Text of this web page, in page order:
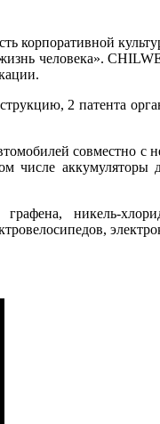
корпоративной
человека».
2 патента
совместно с
аккумуляторы
никель-